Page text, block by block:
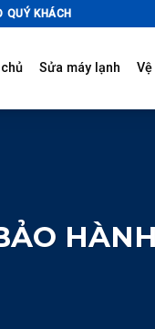
QUÝ KHÁCH
Sửa máy lạnh